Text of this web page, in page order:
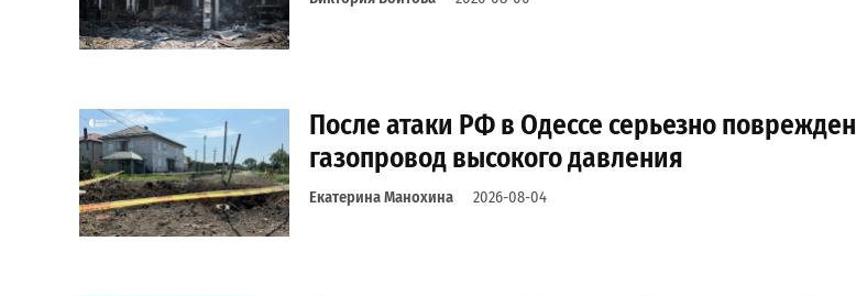
После атаки РФ в Одессе серьезно поврежден
газопровод высокого давления
Екатерина Манохина 2026-08-04